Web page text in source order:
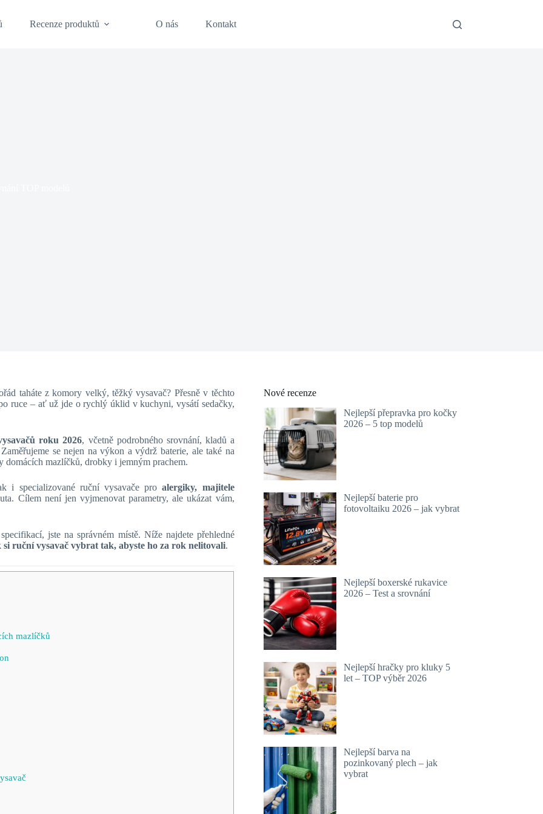
Recenze produktů O nás Kontakt
taháte z komory velký, těžký vysavač? Přesně v těchto
ruce – ať už jde o rychlý úklid v kuchyni, vysátí sedačky,
roku 2026, včetně podrobného srovnání, kladů a
se nejen na výkon a výdrž baterie, ale také na
domácích mazlíčků, drobky i jemným prachem.
i specializované ruční vysavače proalergiky, majitele
Cílem není jen vyjmenovat parametry, ale ukázat vám,
jste na správném místě. Níže najdete přehledné
si ruční vysavač vybrat tak, abyste ho za rok nelitovali.
mazlíčků
Nové recenze
Nejlepší přepravka pro kočky
2026 – 5 top modelů
Nejlepší baterie pro
fotovoltaiku 2026 – jak vybrat
Nejlepší boxerské rukavice
2026 – Test a srovnání
Nejlepší hračky pro kluky 5
let – TOP výběr 2026
Nejlepší barva na
pozinkovaný plech – jak
vybrat